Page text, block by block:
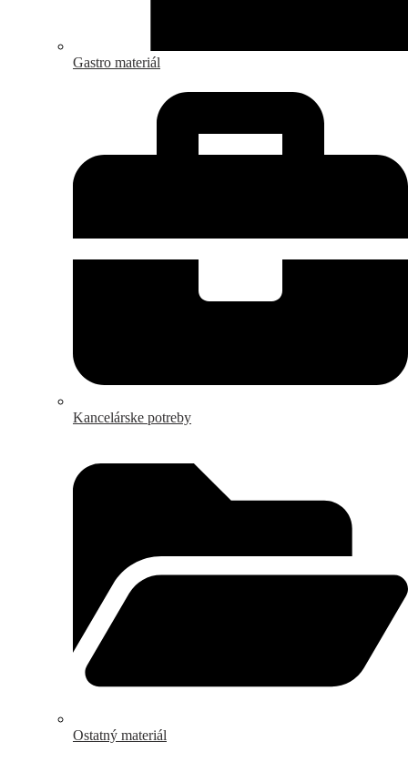
Gastro materiál
Kancelárske potreby
Ostatný materiál